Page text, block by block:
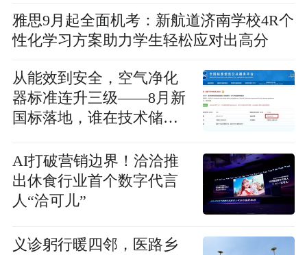
雅思9月起全面机考：新航道济南学校4R个
性化学习方案助力学生轻松应对出高分
从能效到安全，空气净化
器标准连升三级——8月新
国标落地，谁在技术储备
AI打破营销边界！洽洽推
出休食行业首个数字代言
人“洽可儿”
义诊躬行暖四邻，医路乡